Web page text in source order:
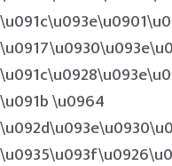
\u091b \u0964